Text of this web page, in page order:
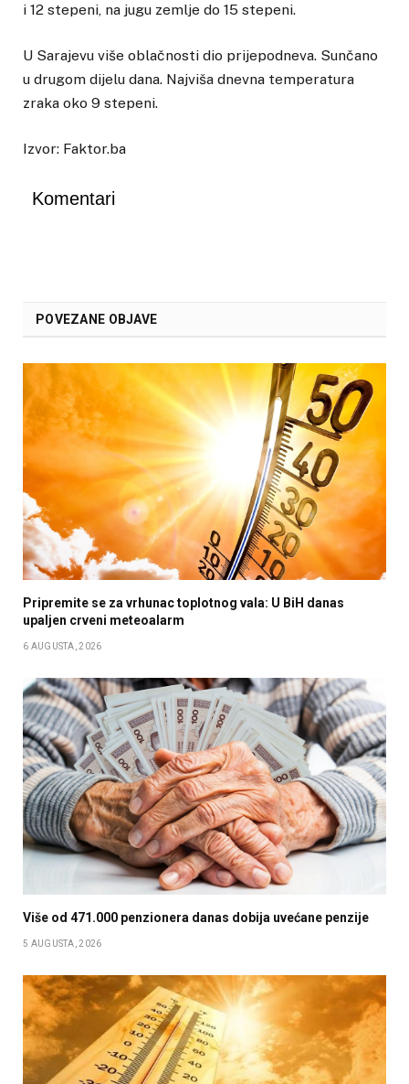
i 12 stepeni, na jugu zemlje do 15 stepeni.
U Sarajevu više oblačnosti dio prijepodneva. Sunčano
u drugom dijelu dana. Najviša dnevna temperatura
zraka oko 9 stepeni.
Izvor: Faktor.ba
Komentari
POVEZANE OBJAVE
Pripremite se za vrhunac toplotnog vala: U BiH danas
upaljen crveni meteoalarm
6 AUGUSTA, 2026
Više od 471.000 penzionera danas dobija uvećane penzije
5 AUGUSTA, 2026